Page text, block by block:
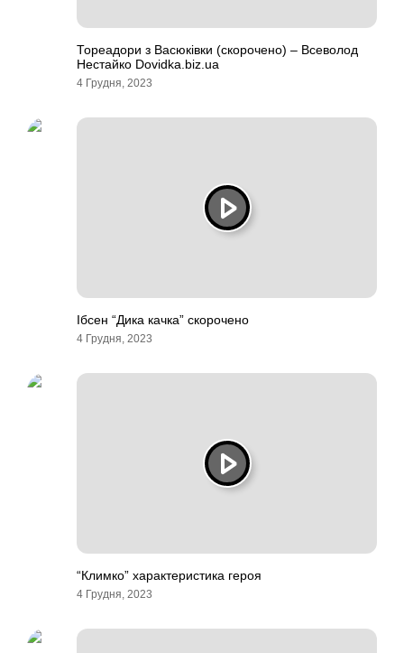
Тореадори з Васюківки (скорочено) – Всеволод
Нестайко Dovidka.biz.ua
4 Грудня, 2023
Ібсен “Дика качка” скорочено
4 Грудня, 2023
“Климко” характеристика героя
4 Грудня, 2023